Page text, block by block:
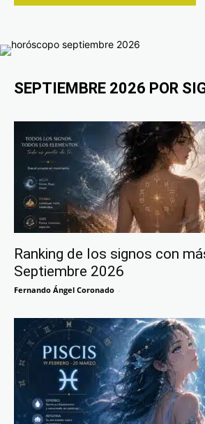
SEPTIEMBRE 2026 POR
Ranking de los signos con
Septiembre 2026
Fernando Ángel Coronado -